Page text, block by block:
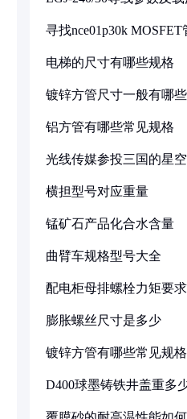
寻找nce01p30k
电梯的尺寸有哪些规格
镀锌方管尺寸一般有哪些
铝方管有哪些常见规格
光线传媒参投三国的星
横担型号对应重量
锰矿石产品化合水含量
曲臂车规格型号大全
配电柜母排螺栓力矩要
膨胀螺丝尺寸是多少
镀锌方管有哪些常见规
D400球墨铸铁井盖重多